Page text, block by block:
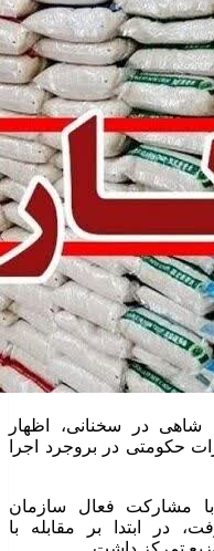
در سخنانی، اظهار
حکومتی در بروجرد اجرا
فعال سازمان
در ابتدا بر مقابله با